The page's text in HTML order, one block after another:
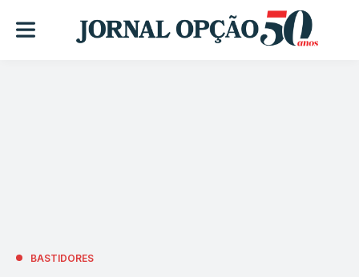
BASTIDORES